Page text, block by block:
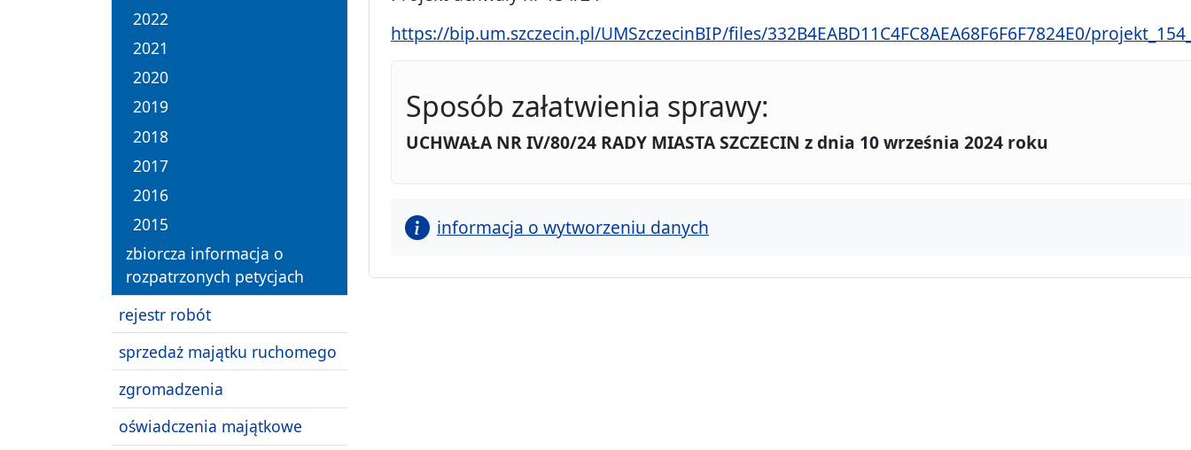
2022
2021
2020
2019
2018
2017
2016
2015
zbiorcza informacja o
rozpatrzonych petycjach
rejestr robót
sprzedaż majątku ruchomego
zgromadzenia
oświadczenia majątkowe
https://bip.um.szczecin.pl/UMSzczecinBIP/files/332B4EABD11C4FC8AEA68F6F6F7824E0/
Sposób załatwienia sprawy:
UCHWAŁA NR IV/80/24 RADY MIASTA SZCZECIN z dnia 10 września 2024 roku
informacja o wytworzeniu danych